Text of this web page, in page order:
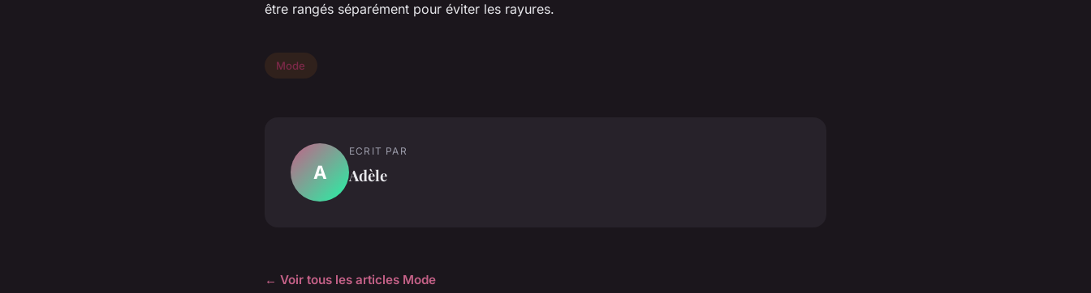
être rangés séparément pour éviter les rayures.
Mode
A
ECRIT PAR
Adèle
← Voir tous les articles Mode